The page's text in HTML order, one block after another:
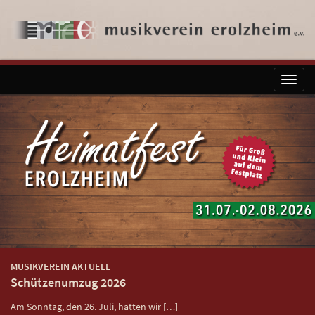
MUSIKVEREIN AKTUELL
Schützenumzug 2026
Am Sonntag, den 26. Juli, hatten wir […]